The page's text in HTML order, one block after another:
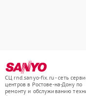
СЦ rnd.sanyo-fix.ru - сеть
центров в Ростове-на-Дону по
ремонту и обслуживанию